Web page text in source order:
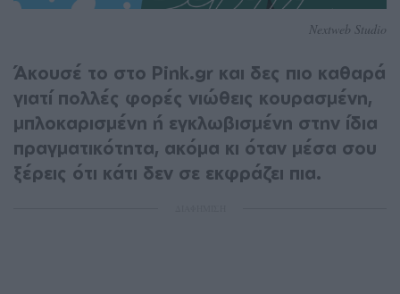
Nextweb Studio
Άκουσέ το στο Pink.gr και δες πιο καθαρά
γιατί πολλές φορές νιώθεις κουρασμένη,
μπλοκαρισμένη ή εγκλωβισμένη στην ίδια
πραγματικότητα, ακόμα κι όταν μέσα σου
ξέρεις ότι κάτι δεν σε εκφράζει πια.